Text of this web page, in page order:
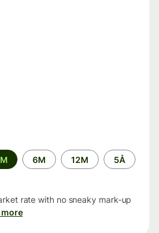
6M 12M 5Å
rate with no sneaky mark-up
more